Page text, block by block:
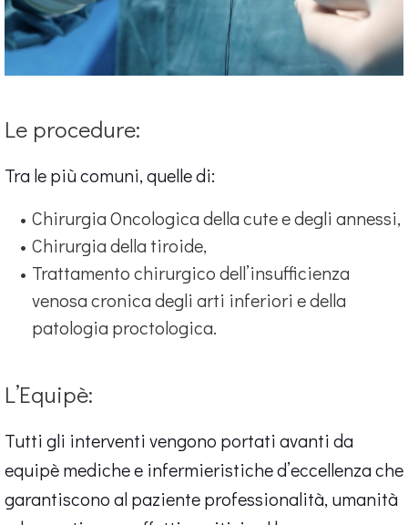
Le procedure:
Tra le più comuni, quelle di:
Chirurgia Oncologica della cute e degli annessi,
Chirurgia della tiroide,
Trattamento chirurgico dell’insufficienza
venosa cronica degli arti inferiori e della
patologia proctologica.
L’Equipè:
Tutti gli interventi vengono portati avanti da
equipè mediche e infermieristiche d’eccellenza che
garantiscono al paziente professionalità, umanità